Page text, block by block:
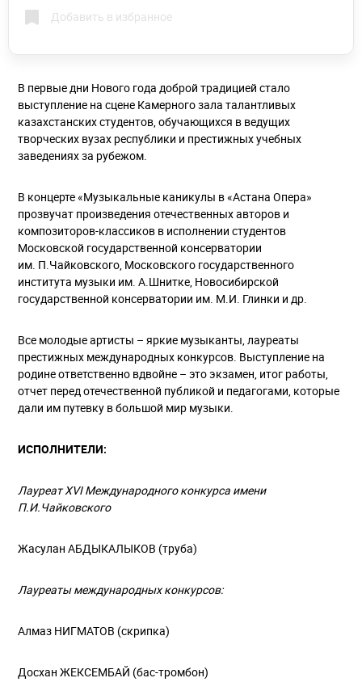
Добавить в избранное
В первые дни Нового года доброй традицией стало
выступление на сцене Камерного зала талантливых
казахстанских студентов, обучающихся в ведущих
творческих вузах республики и престижных учебных
заведениях за рубежом.
В концерте «Музыкальные каникулы в «Астана Опера»
прозвучат произведения отечественных авторов и
композиторов-классиков в исполнении студентов
Московской государственной консерватории
им. П.Чайковского, Московского государственного
института музыки им. А.Шнитке, Новосибирской
государственной консерватории им. М.И. Глинки и др.
Все молодые артисты – яркие музыканты, лауреаты
престижных международных конкурсов. Выступление на
родине ответственно вдвойне – это экзамен, итог работы,
отчет перед отечественной публикой и педагогами, которые
дали им путевку в большой мир музыки.
ИСПОЛНИТЕЛИ:
Лауреат XVI Международного конкурса имени
П.И.Чайковского
Жасулан АБДЫКАЛЫКОВ (труба)
Лауреаты международных конкурсов:
Алмаз НИГМАТОВ (скрипка)
Досхан ЖЕКСЕМБАЙ (бас-тромбон)